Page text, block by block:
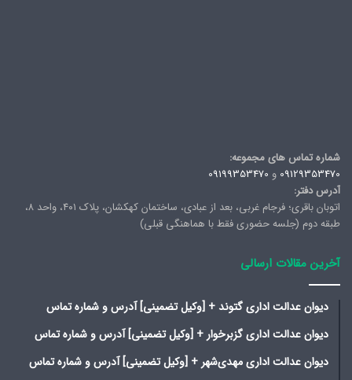
شماره تماس های مجموعه:
09129353470 و 09199353470
آدرس دفتر:
اتوبان باقری؛ فرجام غربی، بعد از عبادی، ساختمان کهکشان، پلاک ۴۰۱، واحد ۸،
طبقه دوم (جلسه حضوری فقط با هماهنگی قبلی)
آخرین مقالات ارسالی
دیوان عدالت اداری گتوند + [وکیل تضمینی] آدرس و شماره تماس
دیوان عدالت اداری گزبرخوار + [وکیل تضمینی] آدرس و شماره تماس
دیوان عدالت اداری مهدی‌شهر + [وکیل تضمینی] آدرس و شماره تماس